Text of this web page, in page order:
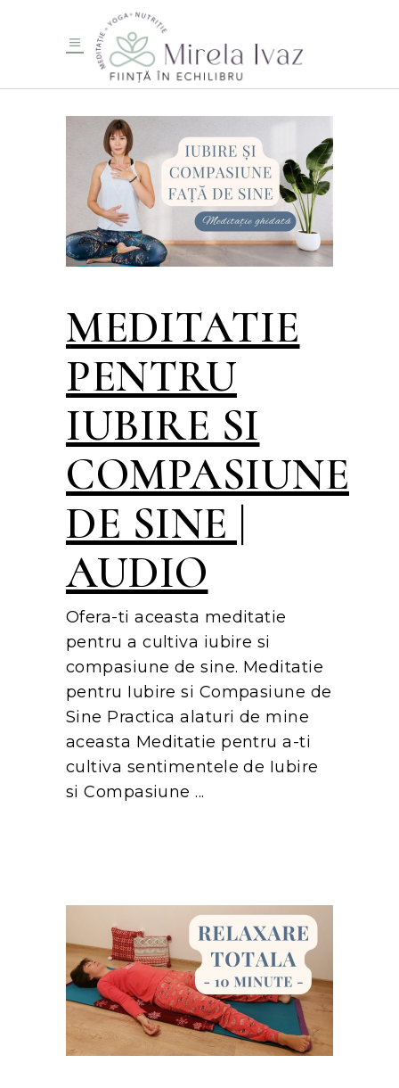
MEDITATIE
PENTRU
IUBIRE SI
COMPASIUNE
DE SINE |
AUDIO
Ofera-ti aceasta meditatie
pentru a cultiva iubire si
compasiune de sine. Meditatie
pentru Iubire si Compasiune de
Sine Practica alaturi de mine
aceasta Meditatie pentru a-ti
cultiva sentimentele de Iubire
si Compasiune